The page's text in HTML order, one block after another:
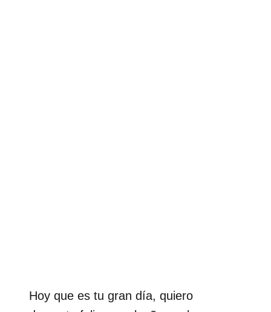
Hoy que es tu gran día, quiero